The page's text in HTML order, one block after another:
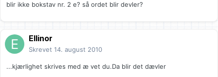
blir ikke bokstav nr. 2 e? så ordet blir devler?
Ellinor
Skrevet 14. august 2010
...kjærlighet skrives med æ vet du.Da blir det dævler